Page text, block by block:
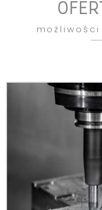
możliwości